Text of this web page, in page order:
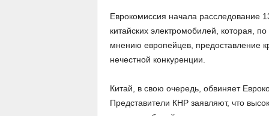
Еврокомиссия начала расследование
китайских электромобилей, которая,
мнению европейцев, предоставление
нечестной конкуренции.
Китай, в свою очередь, обвиняет
Представители КНР заявляют, что